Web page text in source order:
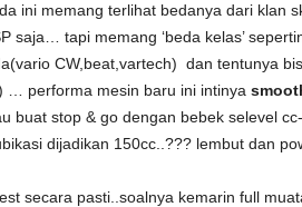
ini memang terlihat bedanya dari klan
saja… tapi memang ‘beda kelas’
CW,beat,vartech) dan tentunya
… performa mesin baru ini intinya
buat stop & go dengan bebek selevel
dijadikan 150cc..??? lembut dan
secara pasti..soalnya kemarin full